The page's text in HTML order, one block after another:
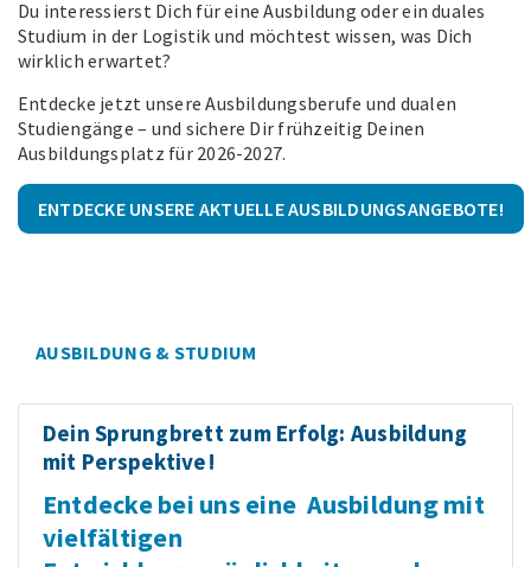
Du interessierst Dich für eine Ausbildung oder ein duales
Studium in der Logistik und möchtest wissen, was Dich
wirklich erwartet?
Entdecke jetzt unsere Ausbildungsberufe und dualen
Studiengänge – und sichere Dir frühzeitig Deinen
Ausbildungsplatz für 2026-2027.
ENTDECKE UNSERE AKTUELLE AUSBILDUNGSANGEBOTE!
AUSBILDUNG & STUDIUM
Dein Sprungbrett zum Erfolg: Ausbildung
mit Perspektive!
Entdecke bei uns eine Ausbildung mit
vielfältigen